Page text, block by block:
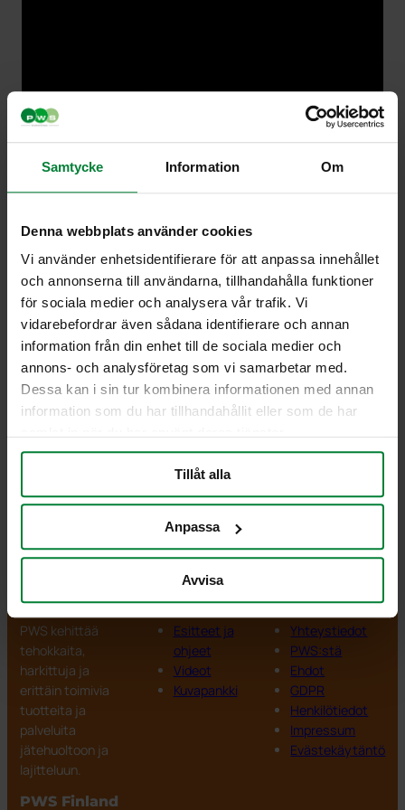
Samtycke Information Om
Denna webbplats använder cookies
Vi använder enhetsidentifierare för att anpassa innehållet
och annonserna till användarna, tillhandahålla funktioner
för sociala medier och analysera vår trafik. Vi
vidarebefordrar även sådana identifierare och annan
information från din enhet till de sociala medier och
annons- och analysföretag som vi samarbetar med.
Dessa kan i sin tur kombinera informationen med annan
information som du har tillhandahållit eller som de har
Tillåt alla
Anpassa
Avvisa
Min Profiili
PWS Finland
PWS kehittää
tehokkaita,
harkittuja ja
erittäin toimivia
tuotteita ja
palveluita
jätehuoltoon ja
lajitteluun.
Tuotteet
Esitteet ja
ohjeet
Videot
Kuvapankki
Tiedot
Yhteystiedot
PWS:stä
Ehdot
GDPR
Henkilötiedot
Impressum
Evästekäytäntö
PWS Finland